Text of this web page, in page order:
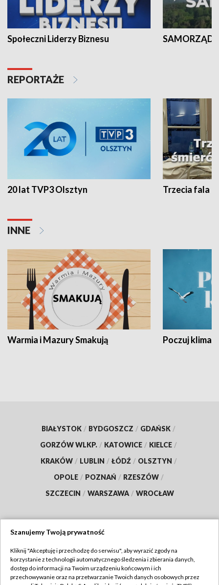
Społeczni Liderzy Biznesu SAMORZĄD
REPORTAŻE
20 lat TVP3 Olsztyn Trzecia fala -
INNE
Warmia i Mazury Smakują Poczuj klimat
BIAŁYSTOK / BYDGOSZCZ / GDAŃSK /
GORZÓW WLKP. / KATOWICE / KIELCE /
KRAKÓW / LUBLIN / ŁÓDŹ / OLSZTYN /
OPOLE / POZNAŃ / RZESZÓW /
SZCZECIN / WARSZAWA / WROCŁAW
TVP
Abonament TVP
Regulamin TVP
Szanujemy Twoją prywatność
Kliknij "Akceptuję i przechodzę do serwisu", aby wyrazić zgody na
korzystanie z technologii automatycznego śledzenia i zbierania danych,
dostęp do informacji na Twoim urządzeniu końcowym i ich
przechowywanie oraz na przetwarzanie Twoich danych osobowych przez